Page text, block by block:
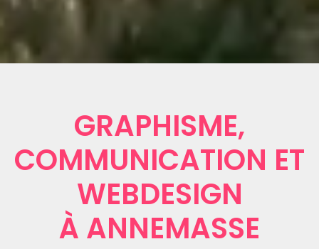
GRAPHISME,
COMMUNICATION ET
WEBDESIGN
À ANNEMASSE